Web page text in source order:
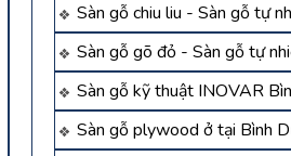
Sàn gỗ chiu liu - Sàn gỗ tự
Sàn gỗ gõ đỏ - Sàn gỗ tự
Sàn gỗ kỹ thuật INOVAR
Sàn gỗ plywood ở tại Bình